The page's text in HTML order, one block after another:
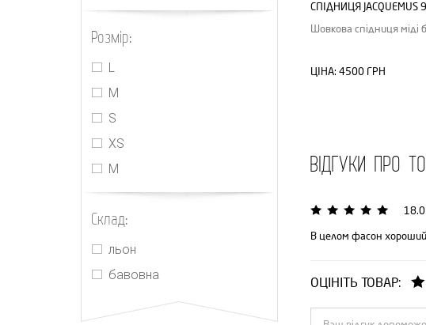
Jacquemus
Jasmine
MIU MIU
PRADA
Realisation
Rebecca Taylor
Sacai
The Row
Розмір:
L
M
S
XS
М
Склад:
льон
бавовна
СПІДНИЦЯ JACQUEMUS
Шовкова спідниця міді
ЦІНА: 4500 ГРН
ВІДГУКИ ПРО
В целом фасон
ОЦІНІТЬ ТОВАР: